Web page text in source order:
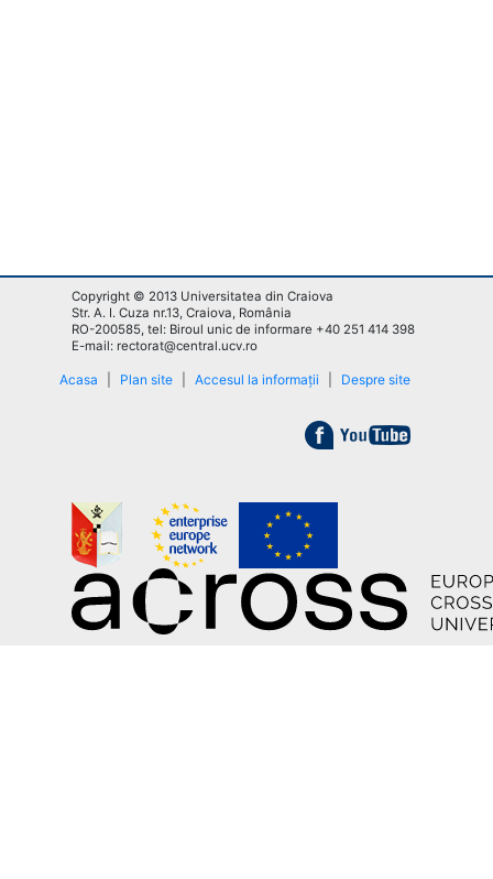
Copyright © 2013 Universitatea din Craiova
Str. A. I. Cuza nr.13, Craiova, România
RO-200585, tel: Biroul unic de informare +40 251 414 398
E-mail: rectorat@central.ucv.ro
Acasa Plan site Accesul la informații Despre site